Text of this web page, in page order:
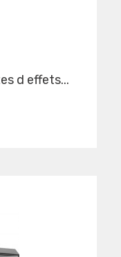
d effets...